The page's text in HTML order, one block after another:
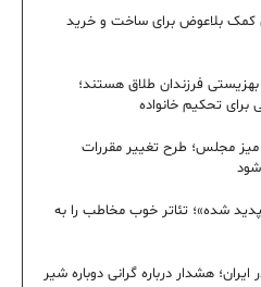
تومان کمک بلاعوض برای ساخت و خرید
فرزندان طلاق هستند؛
برای تحکیم خانواده
میز مجلس؛ طرح تغییر مقررات
شده»؛ تئاتر خوب مخاطب را به
هشدار درباره گرانی دوباره شیر